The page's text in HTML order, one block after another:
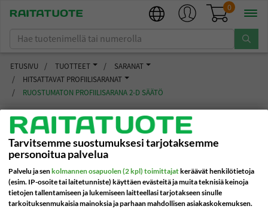
0
ETUSIVU TUOTTEET
SARANAT
HITSATTAVAT PROFIILISARANAT
RUOSTUMATON PROFIILISARANA 2-D SÄÄTÖ
Palaa takaisin ryhmään Hitsattavat profiilisaranat
Saranat
Eclisse-liukuovet
Liukuovitarvikkeet
Ovensulkimet
Alumiiniprofiilin saranat
Hitsattavat
profiilisaranat
Jousisaranat
Lasiovensaranat
Lehtisaranat
Sisäovet 10-200kg
Varasto- ja
teollisuusovet 90 - 400kg
Varasto- ja
teollisuusovet 400-
3000kg
Ohjaimet
Saranat
Suihkuhelat
Liukukiskotarvikkeet
Tiivistekynnykset
lasiovelle
Eclisse-oviratkaisut
Sormisuojat estävät
sormivammoja
Automaattiovien sormisuojaus
Palotiivisteet hillitsevät palon
etenemistä
Ota yhteyttä
Meistä
Valmistajat
Tarvitsemme suostumuksesi tarjotaksemme
personoitua palvelua
Palvelu ja senkolmannen osapuolen (2 kpl) toimittajatkeräävät henkilötietoja
(esim. IP-osoite tai laitetunniste) käyttäen evästeitä ja muita teknisiä keinoja
tietojen tallentamiseen ja lukemiseen laitteellasi tarjotakseen sinulle
tarkoituksenmukaisia mainoksia ja parhaan mahdollisen asiakaskokemuksen.